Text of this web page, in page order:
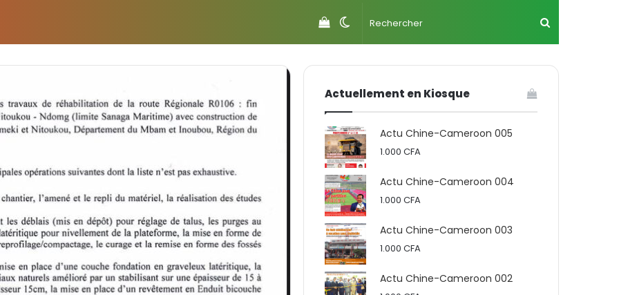
Switch
skin
Voir
votre
Actuellement en Kiosque
Actu Chine-Cameroon 005
1.000CFA
Actu Chine-Cameroon 004
1.000CFA
Actu Chine-Cameroon 003
1.000CFA
Actu Chine-Cameroon 002